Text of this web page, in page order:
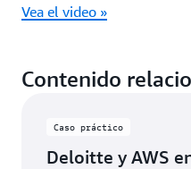
Vea el video »
Contenido
Caso práctico
Deloitte y AWS